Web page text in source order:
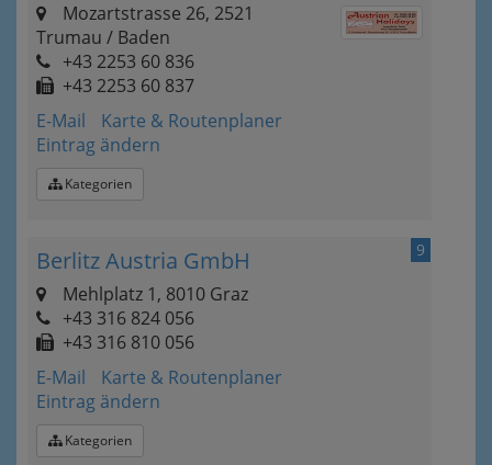
Mozartstrasse 26, 2521
Trumau / Baden
+43 2253 60 836
+43 2253 60 837
E-Mail
Karte & Routenplaner
Eintrag ändern
Kategorien
9
Berlitz Austria GmbH
Mehlplatz 1, 8010 Graz
+43 316 824 056
+43 316 810 056
E-Mail
Karte & Routenplaner
Eintrag ändern
Kategorien